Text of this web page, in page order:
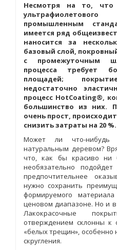
Несмотря на то,
промышленным
имеется ряд
наносится за
базовый слой,
с промежуточным
процесса требует
площадей;
недостаточно
процесс HotCoating®,
большинство из них.
очень прост,
снизить затраты на 20 %.
Может ли что-нибудь
натуральным деревом?
что, как бы красиво ни
необязательно
предпочтительнее
нужно сохранить
формируемого
ценовом диапазоне. Но и в
Лакокрасочные
отверждением склонны
«белых трещин», особенно
скругления.